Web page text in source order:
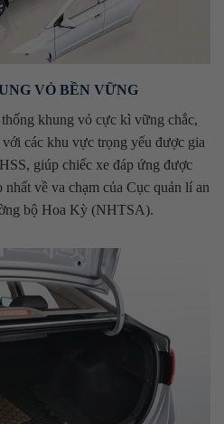
VỎ BỀN VỮNG
khung vỏ cực kì vững chắc,
các khu vực trọng yếu được gia
giúp chiếc xe đáp ứng được
nhất về va chạm của Cục quản lí an
bộ Hoa Kỳ (NHTSA).